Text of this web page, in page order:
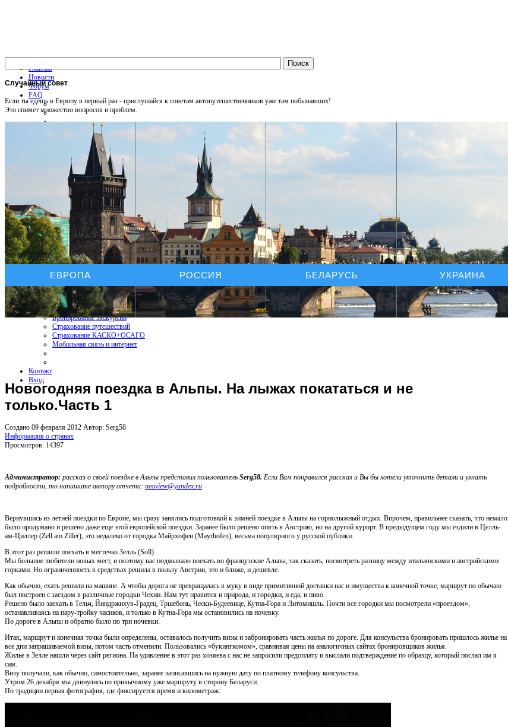
Главная
Новости
Форум
FAQ
Общая информация
Советы Автотуристу
Правила дор.движения
Карты и путеводители
Интерактивная карта
Карты платных дорог
Карта сайта
Услуги On-line
Бронирование отелей
Бронирование автомобиля
Бронирование экскурсий
Страхование путешествий
Страхование КАСКО+ОСАГО
Мобильная связь и интернет
Контакт
Вход
Случайныйсовет
Если ты едешь в Европу в первый раз - прислушайся к советам автопутешественников уже там побывавших!
Это снимет множество вопросов и проблем.
ЕВРОПА РОССИЯ БЕЛАРУСЬ УКРАИНА
Новогодняя поездка в Альпы. На лыжах покататься и не
только.Часть 1
Создано 09 февраля 2012 Автор: Serg58
Информация о странах
Просмотров: 14397
Администратор: рассказ о своей поездке в Альпы представил пользователь Serg58. Если Вам понравился рассказ и Вы бы хотели уточнить детали и узнать
подробности, то напишите автору отчета: neoview@yandex.ru
Вернувшись из летней поездки по Европе, мы сразу занялись подготовкой к зимней поездке в Альпы на горнолыжный отдых. Впрочем, правильнее сказать, что немало
было продумано и решено даже еще этой европейской поездки. Заранее было решено опять в Австрию, но на другой курорт. В предыдущем году мы ездили в Целль-
ам-Циллер (Zell am Ziller), это недалеко от городка Майрхофен (Mayrhofen), весьма популярного у русской публики.
В этот раз решили поехать в местечко Зелль (Soll).
Мы большие любители новых мест, и поэтому нас подмывало поехать во французские Альпы, так сказать, посмотреть разницу между итальянскими и австрийскими
горками. Но ограниченность в средствах решила в пользу Австрии, это и ближе, и дешевле.
Как обычно, ехать решили на машине. А чтобы дорога не превращалась в муку в виде примитивной доставки нас и имущества к конечной точке, маршрут по обычаю
был построен с заездом в различные городки Чехии. Нам тут нравится и природа, и городки, и еда, и пиво .
Решено было заехать в Тельч, Йиндржихув-Градец, Тршебонь, Чески-Будеевице, Кутна-Гора и Литомишль. Почти все городки мы посмотрели «проездом»,
останавливаясь на пару-тройку часиков, и только в Кутна-Гора мы остановились на ночевку.
По дороге в Альпы и обратно было по три ночевки.
Итак, маршрут и конечная точка были определены, оставалось получить визы и забронировать часть жилья по дороге. Для консульства бронировать пришлось жилье на
все дни запрашиваемой визы, потом часть отменили. Пользовались «букингкомом», сравнивая цены на аналогичных сайтах бронировщиков жилья.
Жилье в Зелле нашли через сайт региона. На удивление в этот раз хозяева с нас не запросили предоплату и выслали подтверждение по образцу, который послал им я
сам.
Визу получали, как обычно, самостоятельно, заранее записавшись на нужную дату по платному телефону консульства.
Утром 26 декабря мы двинулись по привычному уже маршруту в сторону Беларуси.
По традиции первая фотография, где фиксируется время и километраж: